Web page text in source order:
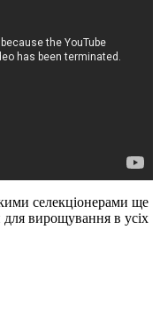
селекціонерами ще
вирощування в усіх